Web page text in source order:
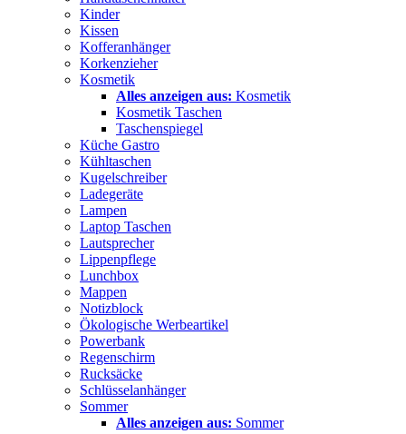
Kinder
Kissen
Kofferanhänger
Korkenzieher
Kosmetik
Alles anzeigen aus: Kosmetik
Kosmetik Taschen
Taschenspiegel
Küche Gastro
Kühltaschen
Kugelschreiber
Ladegeräte
Lampen
Laptop Taschen
Lautsprecher
Lippenpflege
Lunchbox
Mappen
Notizblock
Ökologische Werbeartikel
Powerbank
Regenschirm
Rucksäcke
Schlüsselanhänger
Sommer
Alles anzeigen aus: Sommer